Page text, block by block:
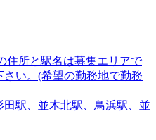
所と駅名は募集エリアで
い。(希望の勤務地で勤務
駅、並木北駅、鳥浜駅、並